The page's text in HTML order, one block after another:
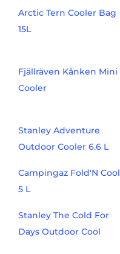
Arctic Tern Cooler Bag
15L
Fjällräven Kånken Mini
Cooler
Stanley Adventure
Outdoor Cooler 6.6 L
Campingaz Fold'N Cool
5 L
Stanley The Cold For
Days Outdoor Cool